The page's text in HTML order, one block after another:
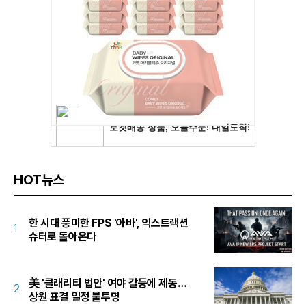
HOT뉴스
1
한 시대 풍미한 FPS '아바', 익스트랙션
슈터로 돌아온다
2
美 '클래리티 법안' 여야 갈등에 제동…
상원 표결 일정 불투명